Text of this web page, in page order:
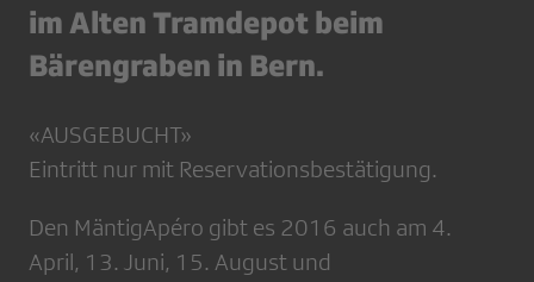
im Alten Tramdepot beim
Bärengraben in Bern.
«AUSGEBUCHT»
Eintritt nur mit Reservationsbestätigung.
Den MäntigApéro gibt es 2016 auch am 4.
April, 13. Juni, 15. August und